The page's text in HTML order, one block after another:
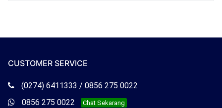
CUSTOMER SERVICE
Telepon
Freshlab
(0274) 6411333 / 0856 275 0022
Whatsapp
0856 275 0022 Chat Sekarang